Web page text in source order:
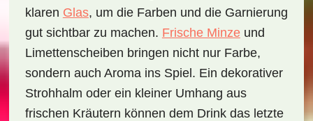
klaren Glas, um die Farben und die Garnierung
gut sichtbar zu machen. Frische Minzeund
Limettenscheiben bringen nicht nur Farbe,
sondern auch Aroma ins Spiel. Ein dekorativer
Strohhalm oder ein kleiner Umhang aus
frischen Kräutern können dem Drink das letzte